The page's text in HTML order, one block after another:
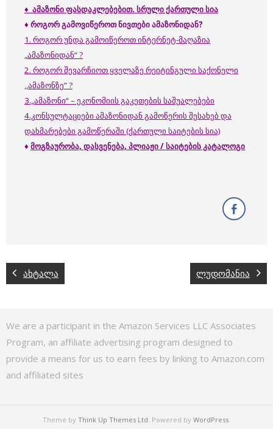
♦ ამაზონი ფასდაკლებებით. სრული ქართული სია
♦ როგორგამოვიწეროთნივთებიამაზონიდან?
1. როგორ უნდა გამოიწეროთ ინტერნეტ-მაღაზია
„ამაზონიდან“ ?
2. როგორ შევარჩიოთ ყველაზე რეიტინგული საქონელი
,,ამაზონზე” ?
3.„ამაზონი“ – ეკონომიის გაკეთების საშუალებები
4.კონსულტაციები ამაზონიდან გამოწერის შესახებ და
დახმარებები გამოწერაში (ქართული საიტების სია)
♦ მოგზაურობა, დასვენება, პლიაჟი / საიტების კატალოგი
ახტალა ლუდომანია
We are a participant in the Amazon Services LLC Associates
Program, an affiliate advertising program designed to
provide a means for us to earn fees by linking to Amazon.com
and affiliated sites
Theme by Think Up Themes Ltd . Powered by WordPress